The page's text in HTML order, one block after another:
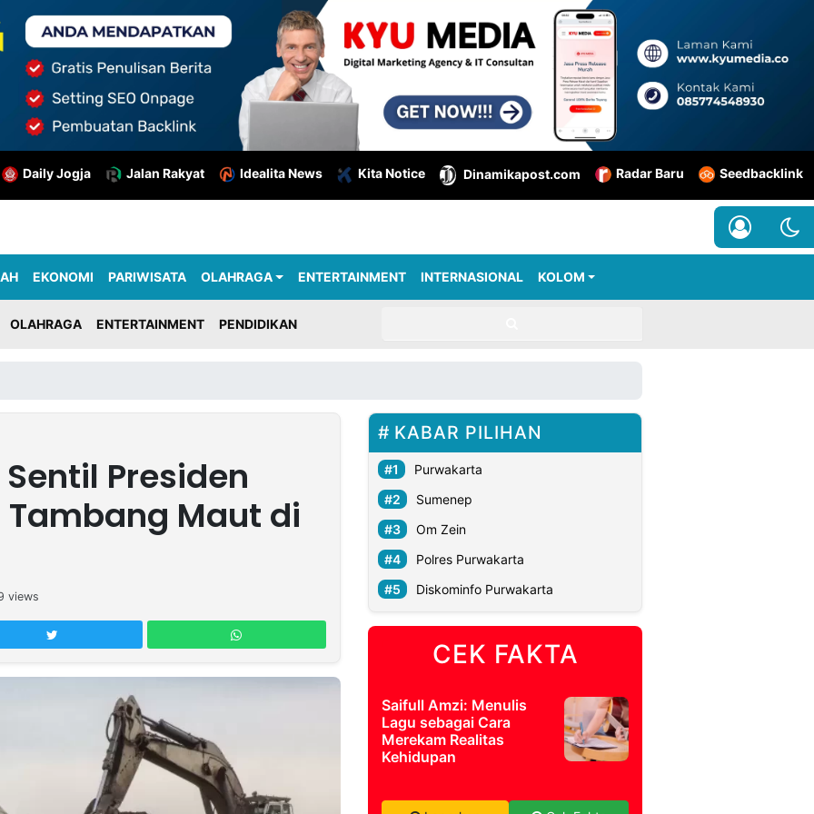
Daily Jogja Jalan Rakyat Idealita News Kita Notice Dinamikapost.com Radar Baru Seedbacklink
EKONOMI PARIWISATA OLAHRAGA ENTERTAINMENT INTERNASIONAL KOLOM
OLAHRAGA ENTERTAINMENT PENDIDIKAN
Presiden
Tambang Maut di
views
KABAR PILIHAN
Purwakarta
Sumenep
Om Zein
Polres Purwakarta
Diskominfo Purwakarta
CEK FAKTA
Saifull Amzi: Menulis
Lagu sebagai Cara
Merekam Realitas
Kehidupan